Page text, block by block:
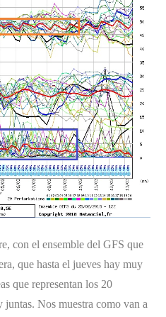
con el ensemble del GFS que
que hasta el jueves hay muy
que representan los 20
Nos muestra como van a